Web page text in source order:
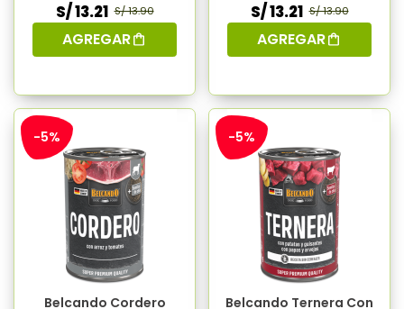
S/ 13.90
S/ 13.21
AGREGAR
S/ 13.90
S/ 13.21
AGREGAR
-5%
Belcando Cordero
-5%
Belcando Ternera Con